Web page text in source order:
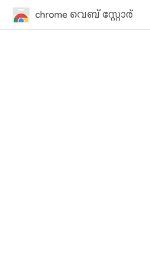
chrome വെബ് സ്റ്റോര്‍